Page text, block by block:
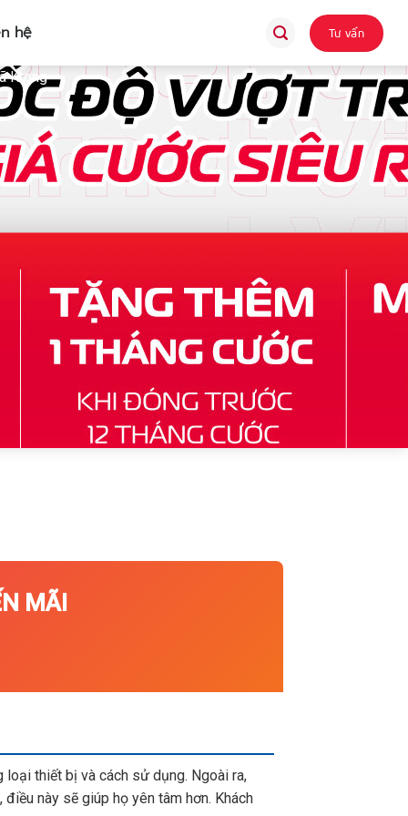
hệ Tư vấn
Krong
MÃI
thiết bị và cách sử dụng. Ngoài ra,
này sẽ giúp họ yên tâm hơn. Khách